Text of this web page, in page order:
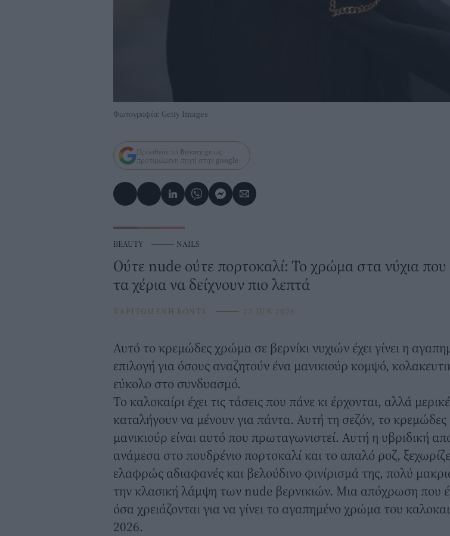
Φωτογραφία: Getty Images
Πρόσθεσε το Bovary.gr ως
προτιμώμενη πηγή στην google
BEAUTY ⸻ NAILS
Ούτε nude ούτε πορτοκαλί: Το χρώμα στα νύχια που
τα χέρια να δείχνουν πιο λεπτά
ΧΑΡΙΤΩΜΕΝΗ ΒΟΝΤΑ ⸻ 22 JUN 2026
Αυτό το κρεμώδες χρώμα σε βερνίκι νυχιών έχει γίνει η
επιλογή για όσους αναζητούν ένα μανικιούρ κομψό,
εύκολο στο συνδυασμό.
Το καλοκαίρι έχει τις τάσεις που πάνε κι έρχονται, αλλά
καταλήγουν να μένουν για πάντα. Αυτή τη σεζόν, το
μανικιούρ είναι αυτό που πρωταγωνιστεί. Αυτή η υβριδική
ανάμεσα στο πουδρένιο πορτοκαλί και το απαλό ροζ,
ελαφρώς αδιαφανές και βελούδινο φινίρισμά της, πολύ
την κλασική λάμψη των nude βερνικιών. Μια απόχρωση που
όσα χρειάζονται για να γίνει το αγαπημένο χρώμα του
2026.